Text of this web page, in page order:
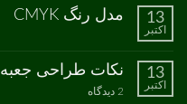
سایز
نشده
13
اکتبر
مدل رنگ CMYK
مدل
CMYK
ثبت
نشده
13
اکتبر
نکات طراحی جعبه
2 دیدگاه
برای